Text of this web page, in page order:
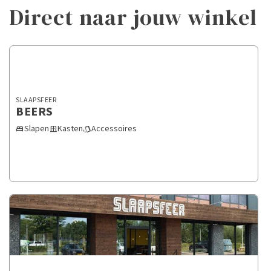
Direct naar jouw winkel
SLAAPSFEER
BEERS
bedSlapendoor_slidingKastenstyleAccessoires